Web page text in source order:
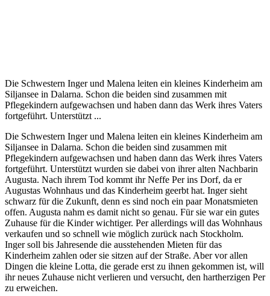
Die Schwestern Inger und Malena leiten ein kleines Kinderheim am
Siljansee in Dalarna. Schon die beiden sind zusammen mit
Pflegekindern aufgewachsen und haben dann das Werk ihres Vaters
fortgeführt. Unterstützt ...
Die Schwestern Inger und Malena leiten ein kleines Kinderheim am
Siljansee in Dalarna. Schon die beiden sind zusammen mit
Pflegekindern aufgewachsen und haben dann das Werk ihres Vaters
fortgeführt. Unterstützt wurden sie dabei von ihrer alten Nachbarin
Augusta. Nach ihrem Tod kommt ihr Neffe Per ins Dorf, da er
Augustas Wohnhaus und das Kinderheim geerbt hat. Inger sieht
schwarz für die Zukunft, denn es sind noch ein paar Monatsmieten
offen. Augusta nahm es damit nicht so genau. Für sie war ein gutes
Zuhause für die Kinder wichtiger. Per allerdings will das Wohnhaus
verkaufen und so schnell wie möglich zurück nach Stockholm.
Inger soll bis Jahresende die ausstehenden Mieten für das
Kinderheim zahlen oder sie sitzen auf der Straße. Aber vor allen
Dingen die kleine Lotta, die gerade erst zu ihnen gekommen ist, will
ihr neues Zuhause nicht verlieren und versucht, den hartherzigen Per
zu erweichen.